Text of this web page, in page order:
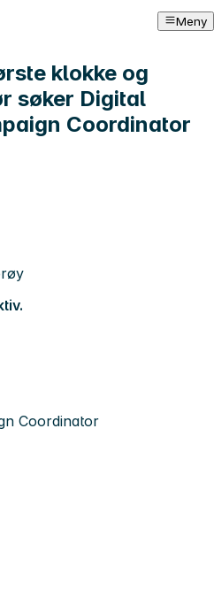
Meny
klokke og
søker Digital
Coordinator
Coordinator